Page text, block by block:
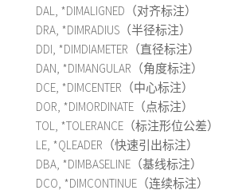
DAL, *DIMALIGNED（对齐标注）
DRA, *DIMRADIUS（半径标注）
DDI, *DIMDIAMETER（直径标注）
DAN, *DIMANGULAR（角度标注）
DCE, *DIMCENTER（中心标注）
DOR, *DIMORDINATE（点标注）
TOL, *TOLERANCE（标注形位公差）
LE, *QLEADER（快速引出标注）
DBA, *DIMBASELINE（基线标注）
DCO, *DIMCONTINUE（连续标注）